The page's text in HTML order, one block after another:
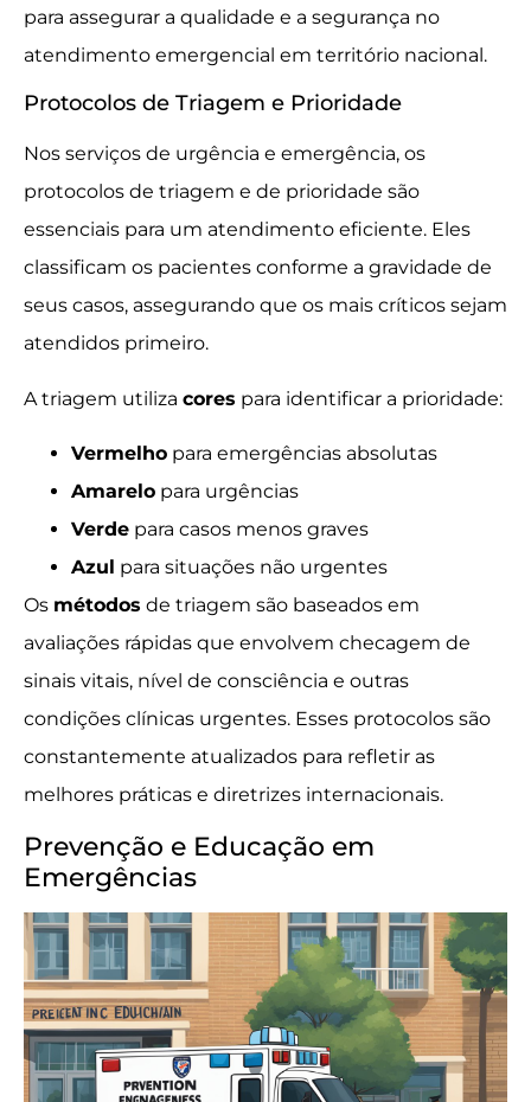
para assegurar a qualidade e a segurança no
atendimento emergencial em território nacional.
Protocolos de Triagem e Prioridade
Nos serviços de urgência e emergência, os
protocolos de triagem e de prioridade são
essenciais para um atendimento eficiente. Eles
classificam os pacientes conforme a gravidade de
seus casos, assegurando que os mais críticos sejam
atendidos primeiro.
A triagem utiliza cores para identificar a prioridade:
Vermelho para emergências absolutas
Amarelo para urgências
Verde para casos menos graves
Azul para situações não urgentes
Os métodos de triagem são baseados em
avaliações rápidas que envolvem checagem de
sinais vitais, nível de consciência e outras
condições clínicas urgentes. Esses protocolos são
constantemente atualizados para refletir as
melhores práticas e diretrizes internacionais.
Prevenção e Educação em
Emergências